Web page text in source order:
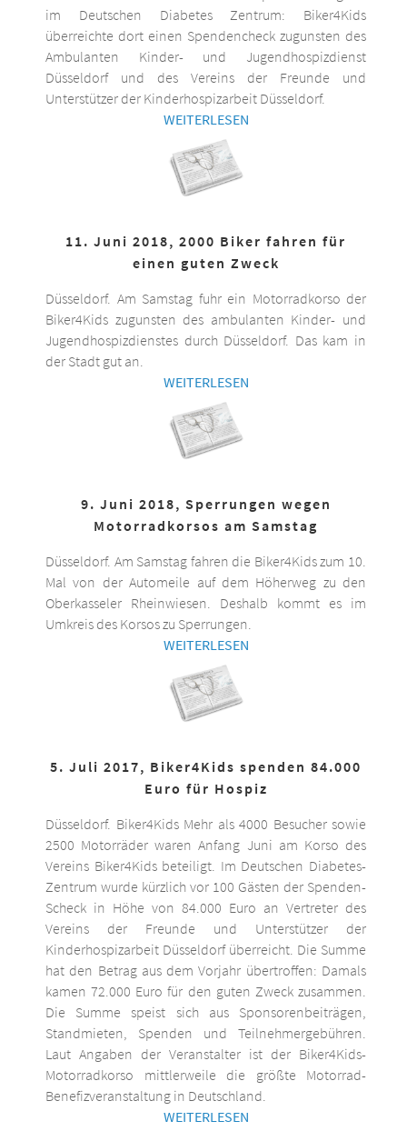
im Deutschen Diabetes Zentrum: Biker4Kids
überreichte dort einen Spendencheck zugunsten des
Ambulanten Kinder- und Jugendhospizdienst
Düsseldorf und des Vereins der Freunde und
Unterstützer der Kinderhospizarbeit Düsseldorf.
WEITERLESEN
11. Juni 2018, 2000 Biker fahren für
einen guten Zweck
Düsseldorf. Am Samstag fuhr ein Motorradkorso der
Biker4Kids zugunsten des ambulanten Kinder- und
Jugendhospizdienstes durch Düsseldorf. Das kam in
der Stadt gut an.
WEITERLESEN
9. Juni 2018, Sperrungen wegen
Motorradkorsos am Samstag
Düsseldorf. Am Samstag fahren die Biker4Kids zum 10.
Mal von der Automeile auf dem Höherweg zu den
Oberkasseler Rheinwiesen. Deshalb kommt es im
Umkreis des Korsos zu Sperrungen.
WEITERLESEN
5. Juli 2017, Biker4Kids spenden 84.000
Euro für Hospiz
Düsseldorf. Biker4Kids Mehr als 4000 Besucher sowie
2500 Motorräder waren Anfang Juni am Korso des
Vereins Biker4Kids beteiligt. Im Deutschen Diabetes-
Zentrum wurde kürzlich vor 100 Gästen der Spenden-
Scheck in Höhe von 84.000 Euro an Vertreter des
Vereins der Freunde und Unterstützer der
Kinderhospizarbeit Düsseldorf überreicht. Die Summe
hat den Betrag aus dem Vorjahr übertroffen: Damals
kamen 72.000 Euro für den guten Zweck zusammen.
Die Summe speist sich aus Sponsorenbeiträgen,
Standmieten, Spenden und Teilnehmergebühren.
Laut Angaben der Veranstalter ist der Biker4Kids-
Motorradkorso mittlerweile die größte Motorrad-
Benefizveranstaltung in Deutschland.
WEITERLESEN